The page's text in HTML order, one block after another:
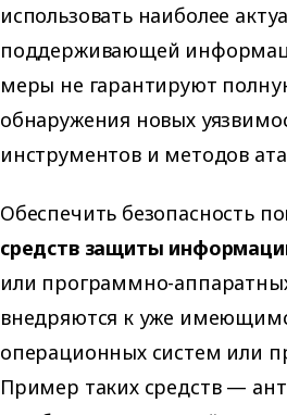
использовать наиболее
поддерживающей
меры не гарантируют
обнаружения новых
инструментов и методов
Обеспечить безопасность
средств защиты
или программно-
внедряются к уже
операционных систем или
Пример таких средств —